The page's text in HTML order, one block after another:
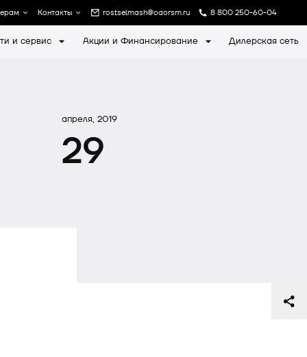
Контакты rostselmash@oaorsm.ru 8 800 250-60-04
и сервис Акции и Финансирование Дилерская сеть
апреля, 2019
29